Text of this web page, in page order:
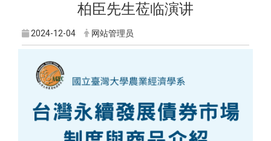
柏臣先生莅临演讲
2024-12-04 网站管理员